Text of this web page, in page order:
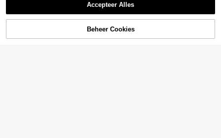
TOEVOEGEN AAN WINKELWAGEN
Accepteer Alles
Beheer Cookies